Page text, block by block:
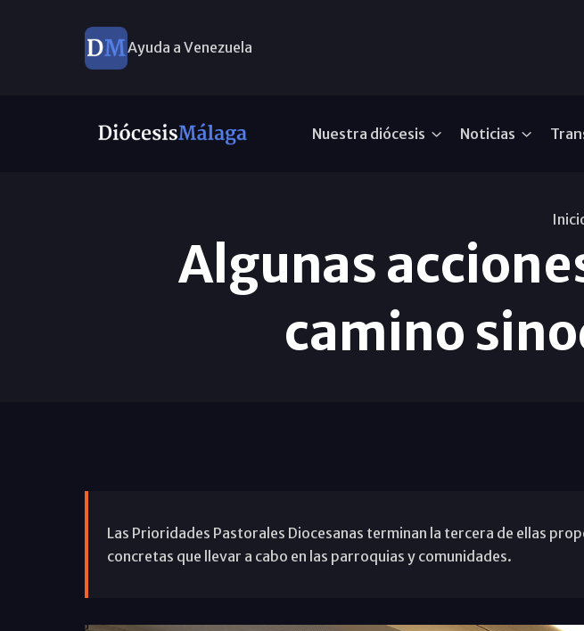
Ayuda a Venezuela
Nuestra diócesis Noticias
Algunas
camino
Las Prioridades Pastorales Diocesanas terminan la tercera de ellas
concretas que llevar a cabo en las parroquias y comunidades.